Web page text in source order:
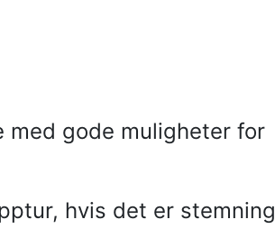
med gode muligheter for
hvis det er stemning